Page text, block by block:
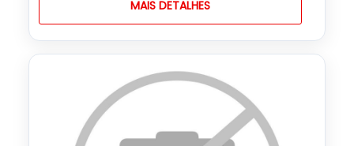
MAIS DETALHES